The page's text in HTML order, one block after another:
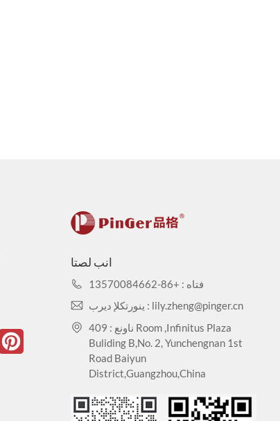
انب لصتا
فتاه : +86-13570084662
ينورتكلإ ديرب : lily.zheng@pinger.cn
ناونع : 409 Room ,Infinitus Plaza
Buliding B,No. 2, Yunchengnan 1st
Road Baiyun
District,Guangzhou,China